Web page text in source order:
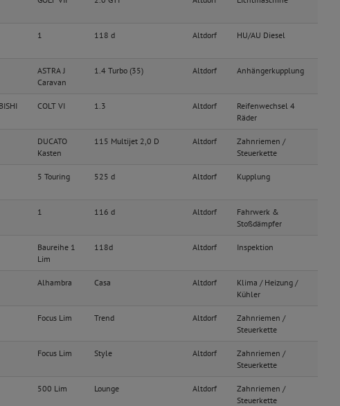
1 118 d Altdorf HU/AU Diesel
ASTRA J
Caravan
1.4 Turbo (35) Altdorf Anhängerkupplung
COLT VI 1.3 Altdorf
Reifenwechsel 4
Räder
DUCATO
Kasten
115 Multijet 2,0 D Altdorf
Zahnriemen /
Steuerkette
5 Touring 525 d Altdorf Kupplung
1 116 d Altdorf
Fahrwerk &
Stoßdämpfer
Baureihe 1
Lim
118d Altdorf Inspektion
Alhambra Casa Altdorf
Klima / Heizung /
Kühler
Focus Lim Trend Altdorf
Zahnriemen /
Steuerkette
Focus Lim Style Altdorf
Zahnriemen /
Steuerkette
500 Lim Lounge Altdorf
Zahnriemen /
Steuerkette